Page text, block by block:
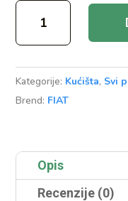
Fiat
Linea
2
Button
Flip
Key
Kategorije: Kućišta, Svi
Brend: FIAT
Opis
Recenzije (0)